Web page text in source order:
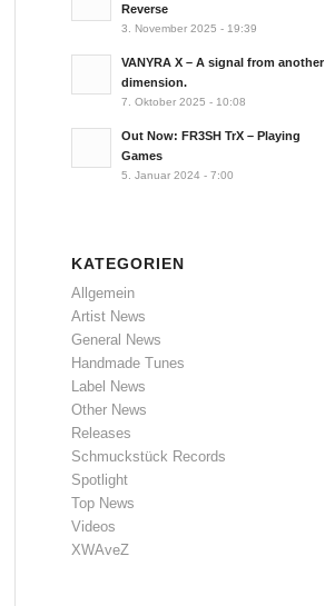
Reverse
3. November 2025 - 19:39
VANYRA X – A signal from another
dimension.
7. Oktober 2025 - 10:08
Out Now: FR3SH TrX – Playing
Games
5. Januar 2024 - 7:00
KATEGORIEN
Allgemein
Artist News
General News
Handmade Tunes
Label News
Other News
Releases
Schmuckstück Records
Spotlight
Top News
Videos
XWAveZ